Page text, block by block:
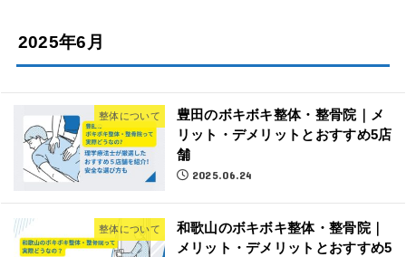
2025年6月
整体について
豊田のボキボキ整体・整骨院｜メ
リット・デメリットとおすすめ5店
舗
2025.06.24
整体について
和歌山のボキボキ整体・整骨院｜
メリット・デメリットとおすすめ5